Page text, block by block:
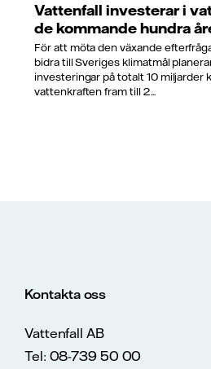
Vattenfall investerar i
de kommande hundra
För att möta den växande
bidra till Sveriges klimatmål
investeringar på totalt 10 miljarder
vattenkraften fram till 2...
Kontakta oss
Vattenfall AB
Tel: 08-739 50 00